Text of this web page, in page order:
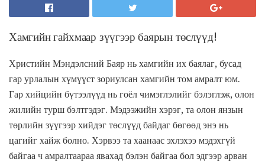
Хамгийн гайхмаар зүүгээр баярын төслүүд!
Христийн Мэндэлсний Баяр нь хамгийн их баялаг, бусад
гар урлалын хүмүүст зориулсан хамгийн том амралт юм.
Гар хийцийн бүтээлүүд нь гоёл чимэглэлийг бэлэглэж, олон
жилийн турш бэлтгэдэг. Мэдээжийн хэрэг, та олон янзын
төрлийн зүүгээр хийдэг төслүүд байдаг бөгөөд энэ нь
цагийг хайж болно. Хэрвээ та хаанаас эхлэхээ мэдэхгүй
байгаа ч амралтаараа явахад бэлэн байгаа бол эдгээр арван